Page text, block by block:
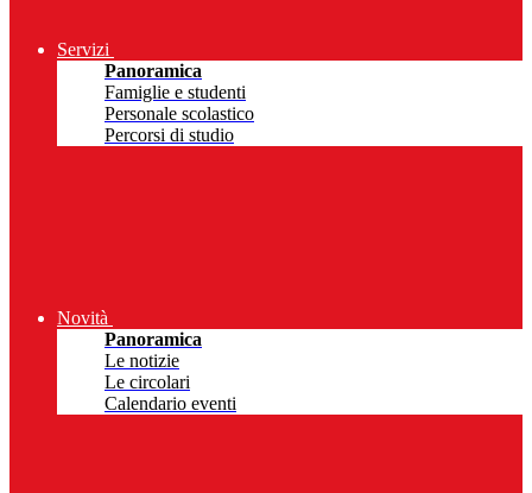
Servizi
Panoramica
Famiglie e studenti
Personale scolastico
Percorsi di studio
Novità
Panoramica
Le notizie
Le circolari
Calendario eventi